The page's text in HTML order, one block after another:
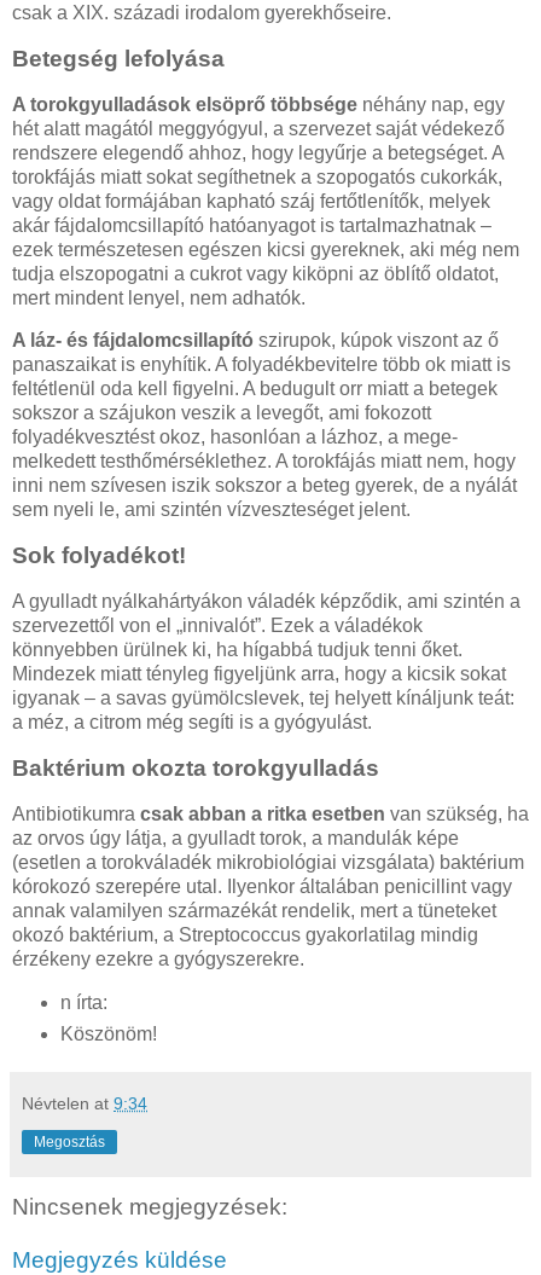
csak a XIX. századi irodalom gyerekhőseire.
Betegség lefolyása
A torokgyulladások elsöprő többsége néhány nap, egy
hét alatt magától meggyógyul, a szervezet saját védekező
rendszere elegendő ahhoz, hogy legyűrje a betegséget. A
torokfájás miatt sokat segíthetnek a szopogatós cukorkák,
vagy oldat formájában kapható száj fertőtlenítők, melyek
akár fájdalomcsillapító hatóan­yagot is tartalmazhatnak –
ezek természetesen egészen kicsi gyer­eknek, aki még nem
tudja elszopogatni a cukrot vagy kiköpni az öblítő oldatot,
mert mindent lenyel, nem adhatók.
A láz- és fájdalom­csillapító szirupok, kúpok viszont az ő
panaszaikat is enyhítik. A folyadékbevitelre több ok miatt is
feltétlenül oda kell figyelni. A bedugult orr miatt a betegek
sokszor a szájukon veszik a levegőt, ami fokozott
folyadékvesztést okoz, hasonlóan a lázhoz, a mege­
melkedett testhőmérséklethez. A torokfájás miatt nem, hogy
inni nem szívesen iszik sokszor a beteg gyerek, de a nyálát
sem nyeli le, ami szintén vízveszteséget jelent.
Sok folyadékot!
A gyulladt nyálkahártyákon váladék képződik, ami szintén a
szervezettől von el „innivalót”. Ezek a váladékok
könnyebben ürülnek ki, ha hígabbá tudjuk tenni őket.
Mindezek miatt tényleg figyeljünk arra, hogy a kicsik sokat
igyanak – a savas gyümölcslevek, tej helyett kínáljunk teát:
a méz, a citrom még segíti is a gyógyulást.
Baktérium okozta torokgyulladás
Antibiotikumra csak abban a ritka esetben van szükség, ha
az orvos úgy látja, a gyulladt torok, a mandulák képe
(esetlen a to­rokváladék mikrobiológiai vizsgálata) baktérium
kórokozó szere­pére utal. Ilyenkor általában penicillint vagy
annak valamilyen származékát rendelik, mert a tüneteket
okozó baktérium, a Strep­tococcus gyakorlatilag mindig
érzékeny ezekre a gyógyszerekre.
n írta:
Köszönöm!
Névtelen at 9:34
Megosztás
Nincsenek megjegyzések:
Megjegyzés küldése